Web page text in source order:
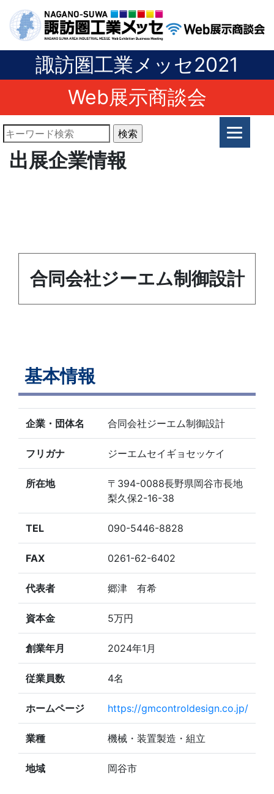
諏訪圏工業メッセ2021
Web展示商談会
出展企業情報
合同会社ジーエム制御設計
基本情報
企業・団体名 合同会社ジーエム制御設計
フリガナ ジーエムセイギョセッケイ
所在地
〒394-0088長野県岡谷市長地
梨久保2-16-38
TEL 090-5446-8828
FAX 0261-62-6402
代表者 郷津 有希
資本金 5万円
創業年月 2024年1月
従業員数 4名
ホームページ https://gmcontroldesign.co.jp/
業種 機械・装置製造・組立
地域 岡谷市